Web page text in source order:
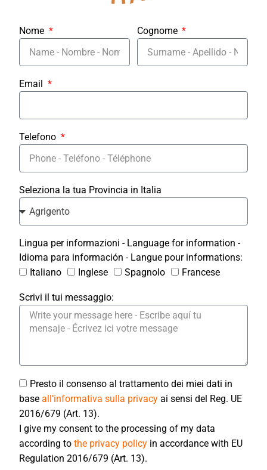
Nome Cognome
Email
Telefono
Seleziona la tua Provincia in Italia
Lingua per informazioni - Language for information -
Idioma para información - Langue pour informations:
Italiano
Inglese Spagnolo Francese
Scrivi il tui messaggio:
Presto il consenso al trattamento dei miei dati in
baseall’informativa sulla privacyai sensi del Reg. UE
2016/679 (Art. 13).
I give my consent to the processing of my data
according tothe privacy policy in accordance with EU
Regulation 2016/679 (Art. 13).